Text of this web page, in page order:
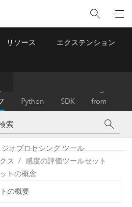
リソース エクステンション
ス
Python SDK
from
ArcMap
ジオプロセシング ツール
ス
感度の評価ツールセット
トの概念
の概要